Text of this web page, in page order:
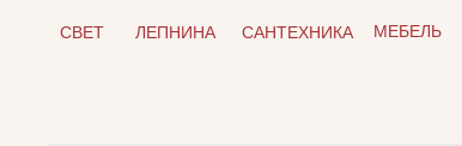
САНТЕХНИКА
ЛЕПНИНА
СВЕТ МЕБЕЛЬ